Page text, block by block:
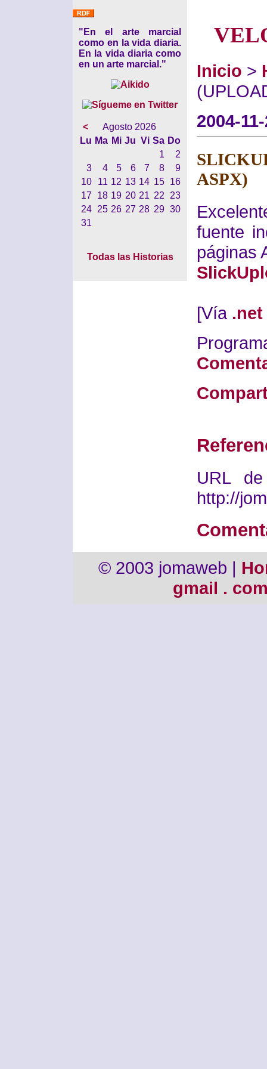
"En el arte marcial
como en la vida diaria.
En la vida diaria como
en un arte marcial."
<
Agosto 2026
Lu Ma Mi Ju Vi Sa Do
1
2
3
4 5 6 7 8
9
10
11 12 13 14 15
16
17
18 19 20 21 22
23
24
25 26 27 28 29 30
31
Todas las Historias
Inicio >
2004-
ASPX)
fuente
páginas
[Vía
URL
http://
© 2003 jomaweb |
gmail .